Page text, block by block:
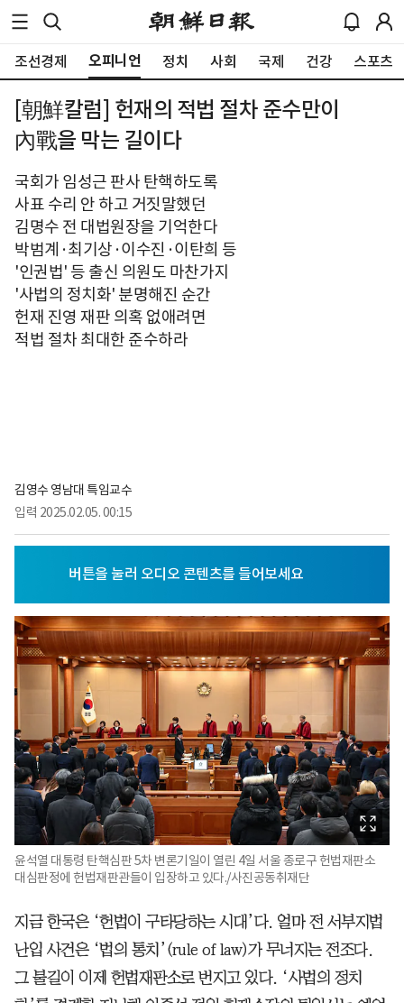
조선경제 오피니언 정치 사회 국제 건강 스포츠
[朝鮮칼럼] 헌재의 적법 절차 준수만이
內戰을 막는 길이다
국회가 임성근 판사 탄핵하도록
사표 수리 안 하고 거짓말했던
김명수 전 대법원장을 기억한다
박범계·최기상·이수진·이탄희 등
'인권법' 등 출신 의원도 마찬가지
'사법의 정치화' 분명해진 순간
헌재 진영 재판 의혹 없애려면
적법 절차 최대한 준수하라
김영수 영남대 특임교수
입력 2025.02.05. 00:15
윤석열 대통령 탄핵심판 5차 변론기일이 열린 4일 서울 종로구 헌법재판소
대심판정에 헌법재판관들이 입장하고 있다./사진공동취재단
지금 한국은 ‘헌법이 구타당하는 시대’다. 얼마 전 서부지법
난입 사건은 ‘법의 통치’(rule of law)가 무너지는 전조다.
그 불길이 이제 헌법재판소로 번지고 있다. ‘사법의 정치